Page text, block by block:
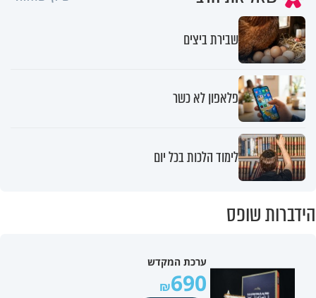
שבירת ביצים
פלאפון לא כשר
לימוד הלכות בכל יום
הידברות שופס
ערכת המקדש
690